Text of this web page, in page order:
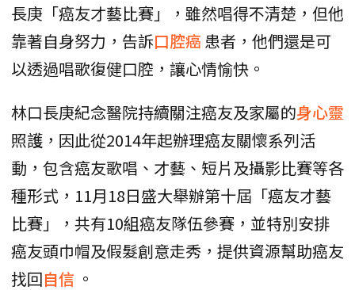
長庚「癌友才藝比賽」，雖然唱得不清楚，但他
靠著自身努力，告訴口腔癌 患者，他們還是可
以透過唱歌復健口腔，讓心情愉快。
林口長庚紀念醫院持續關注癌友及家屬的身心靈
照護，因此從2014年起辦理癌友關懷系列活
動，包含癌友歌唱、才藝、短片及攝影比賽等各
種形式，11月18日盛大舉辦第十屆「癌友才藝
比賽」，共有10組癌友隊伍參賽，並特別安排
癌友頭巾帽及假髮創意走秀，提供資源幫助癌友
找回自信 。